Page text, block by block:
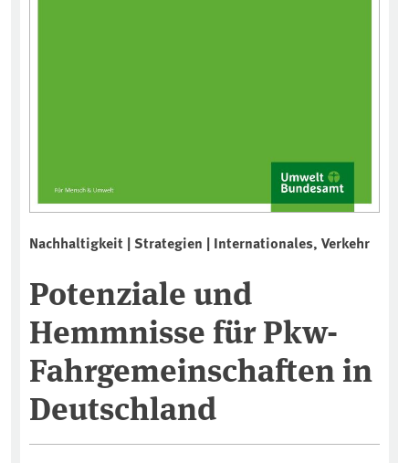
Nachhaltigkeit | Strategien | Internationales, Verkehr
Potenziale und
Hemmnisse für Pkw-
Fahrgemeinschaften in
Deutschland